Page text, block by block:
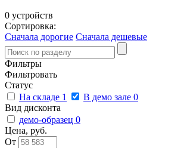
0 устройств
Сортировка:
Сначала дорогие Сначала дешевые
Фильтры
Фильтровать
Статус
На складе 1 В демо зале 0
Вид дисконта
демо-образец 0
Цена, руб.
От